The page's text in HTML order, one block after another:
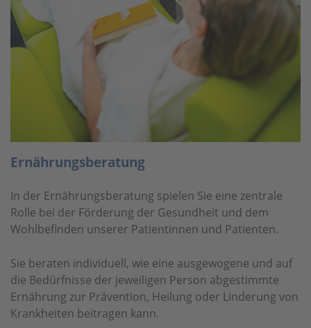
Ernährungsberatung
In der Ernährungsberatung spielen Sie eine zentrale
Rolle bei der Förderung der Gesundheit und dem
Wohlbefinden unserer Patientinnen und Patienten.
Sie beraten individuell, wie eine ausgewogene und auf
die Bedürfnisse der jeweiligen Person abgestimmte
Ernährung zur Prävention, Heilung oder Linderung von
Krankheiten beitragen kann.